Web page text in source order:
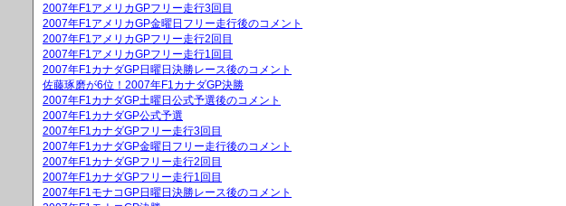
2007年F1アメリカGPフリー走行3回目
2007年F1アメリカGP金曜日フリー走行後のコメント
2007年F1アメリカGPフリー走行2回目
2007年F1アメリカGPフリー走行1回目
2007年F1カナダGP日曜日決勝レース後のコメント
佐藤琢磨が6位！2007年F1カナダGP決勝
2007年F1カナダGP土曜日公式予選後のコメント
2007年F1カナダGP公式予選
2007年F1カナダGPフリー走行3回目
2007年F1カナダGP金曜日フリー走行後のコメント
2007年F1カナダGPフリー走行2回目
2007年F1カナダGPフリー走行1回目
2007年F1モナコGP日曜日決勝レース後のコメント